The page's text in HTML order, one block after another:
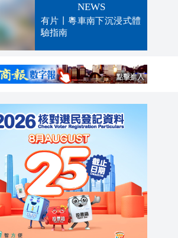
NEWS
有片丨粵車南下沉浸式體
驗指南